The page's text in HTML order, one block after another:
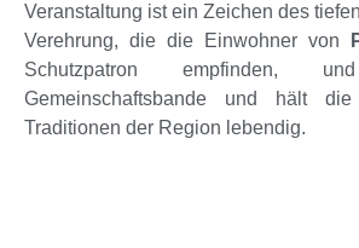
Veranstaltung ist ein Zeichen des
Verehrung, die die Einwohner von
Schutzpatron empfinden,
Gemeinschaftsbande und hält
Traditionen der Region lebendig.